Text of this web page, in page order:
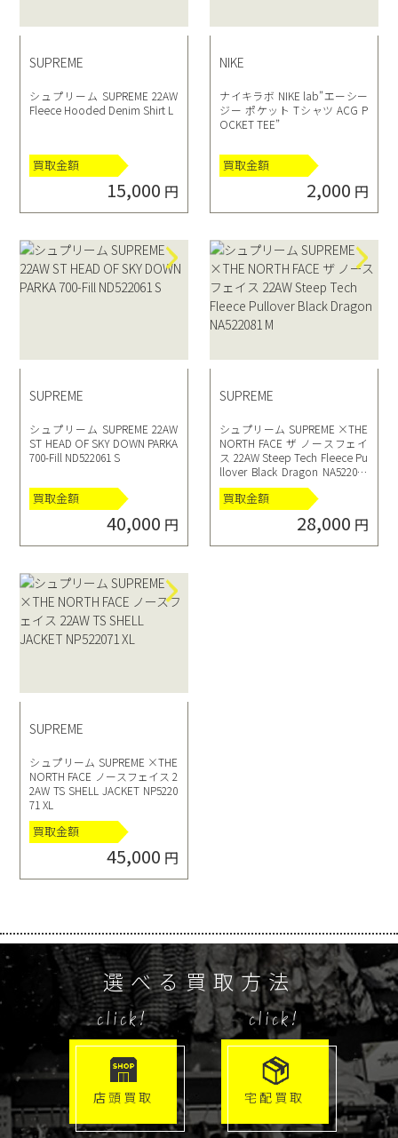
SUPREME
シュプリーム SUPREME 22AW
Fleece Hooded Denim Shirt L
買取金額
15,000 円
NIKE
ナイキラボ NIKE lab”エーシー
ジー ポケット Tシャツ ACG P
OCKET TEE”
買取金額
2,000 円
SUPREME
シュプリーム SUPREME 22AW
ST HEAD OF SKY DOWN PARKA
700-Fill ND522061 S
買取金額
40,000 円
SUPREME
シュプリーム SUPREME ×THE
NORTH FACE ザ ノースフェイ
ス 22AW Steep Tech Fleece Pu
llover Black Dragon NA522081
M
買取金額
28,000 円
SUPREME
シュプリーム SUPREME ×THE
NORTH FACE ノースフェイス 2
2AW TS SHELL JACKET NP5220
71 XL
買取金額
45,000 円
選べる買取方法
click!
店頭買取
click!
宅配買取